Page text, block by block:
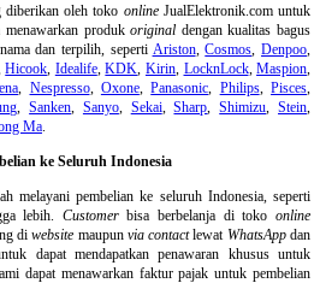
oleh toko onlineJualElektronik.com untuk
menawarkan produkoriginal dengan kualitas bagus
dan terpilih, seperti Ariston,Cosmos,Denpoo,
Hicook, Idealife,KDK, Kirin, LocknLock,Maspion,
, Nespresso, Oxone,Panasonic, Philips, Pisces,
,Sanken, Sanyo, Sekai,Sharp,Shimizu,Stein,
Ma.
ke Seluruh Indonesia
melayani pembelian ke seluruh Indonesia, seperti
lebih. Customerbisa berbelanja di tokoonline
diwebsite maupun via contactlewat WhatsAppdan
dapat mendapatkan penawaran khusus untuk
dapat menawarkan faktur pajak untuk pembelian